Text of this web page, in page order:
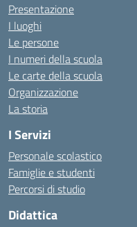
Presentazione
I luoghi
Le persone
I numeri della scuola
Le carte della scuola
Organizzazione
La storia
I Servizi
Personale scolastico
Famiglie e studenti
Percorsi di studio
Didattica